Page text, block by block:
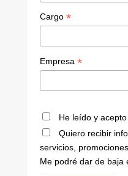
Cargo *
Empresa *
He leído y
Quiero recibir
servicios,
Me podré dar de baja